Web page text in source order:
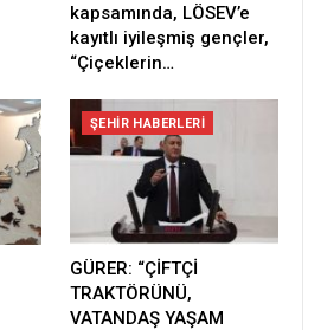
kapsamında, LÖSEV’e
kayıtlı iyileşmiş gençler,
“Çiçeklerin…
ŞEHIR HABERLERI
GÜRER: “ÇİFTÇİ
TRAKTÖRÜNÜ,
VATANDAŞ YAŞAM